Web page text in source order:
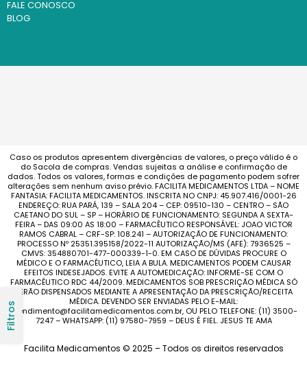
Filtros
FALE CONOSCO
BLOG
Caso os produtos apresentem divergências de valores, o preço válido é o
do Sacola de compras. Vendas sujeitas a análise e confirmação de
dados. Todos os valores, formas e condições de pagamento podem sofrer
alterações sem nenhum aviso prévio. FACILITA MEDICAMENTOS LTDA – NOME
FANTASIA: FACILITA MEDICAMENTOS. INSCRITA NO CNPJ: 45.907.416/0001-26
ENDEREÇO: RUA PARÁ, 139 – SALA 204 – CEP: 09510-130 – CENTRO – SÃO
CAETANO DO SUL – SP – HORÁRIO DE FUNCIONAMENTO: SEGUNDA A SEXTA-
FEIRA – DAS 09:00 AS 18:00 – FARMACÊUTICO RESPONSÁVEL: JOAO VICTOR
RAMOS CABRAL – CRF-SP: 108.241 – AUTORIZAÇÃO DE FUNCIONAMENTO:
PROCESSO Nº 25351.395158/2022-11 AUTORIZAÇÃO/MS (AFE): 7936525 –
CMVS: 354880701-477-000339-1-0. EM CASO DE DÚVIDAS PROCURE O
MÉDICO E O FARMACÊUTICO, LEIA A BULA. MEDICAMENTOS PODEM CAUSAR
EFEITOS INDESEJADOS. EVITE A AUTOMEDICAÇÃO: INFORME-SE COM O
FARMACÊUTICO RDC 44/2009. MEDICAMENTOS SOB PRESCRIÇÃO MÉDICA SÓ
SERÃO DISPENSADOS MEDIANTE A APRESENTAÇÃO DA PRESCRIÇÃO/RECEITA
MÉDICA. DEVENDO SER ENVIADAS PELO E-MAIL:
atendimento@facilitamedicamentos.com.br, OU PELO TELEFONE: (11) 3500-
7247 – WHATSAPP: (11) 97580-7959 – DEUS É FIEL. JESUS TE AMA
Facilita Medicamentos © 2025 – Todos os direitos reservados